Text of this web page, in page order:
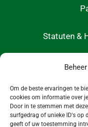
Om de beste ervaringen te
cookies om informatie over
Door in te stemmen met
surfgedrag of unieke ID's op
geeft of uw toestemming
Statuten &